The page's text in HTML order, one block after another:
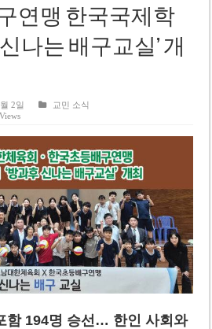
, 에너지 안보 핵심 자산으로 재부상
자 공소기각…트럼프 ‘재고’ 촉구
, 교직원 등 최소 7명 살해
직원 4명 추가 구속
과와 한계
연맹 한국국제학
나는 배구교실’ 개
2일
교민 소식
함 194명 승선… 한인 사회와